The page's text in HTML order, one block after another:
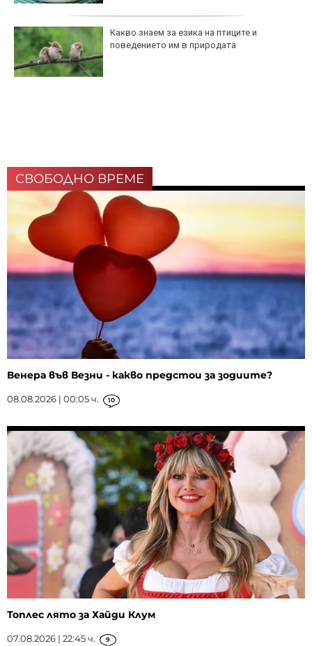
Какво знаем за езика на птиците и
поведението им в природата
СВОБОДНО ВРЕМЕ
Венера във Везни - какво предстои за зодиите?
08.08.2026 | 00:05 ч. 10
Топлес лято за Хайди Клум
07.08.2026 | 22:45 ч. 9